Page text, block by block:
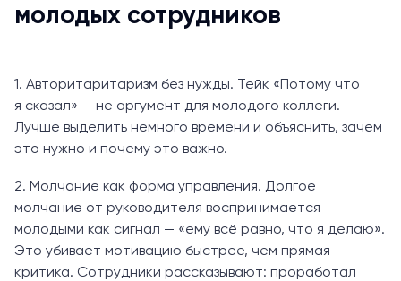
молодых сотрудников
1. Авторитаритаризм без нужды. Тейк «Потому что
я сказал» — не аргумент для молодого коллеги.
Лучше выделить немного времени и объяснить, зачем
это нужно и почему это важно.
2. Молчание как форма управления. Долгое
молчание от руководителя воспринимается
молодыми как сигнал — «ему всё равно, что я делаю».
Это убивает мотивацию быстрее, чем прямая
критика. Сотрудники рассказывают: проработал